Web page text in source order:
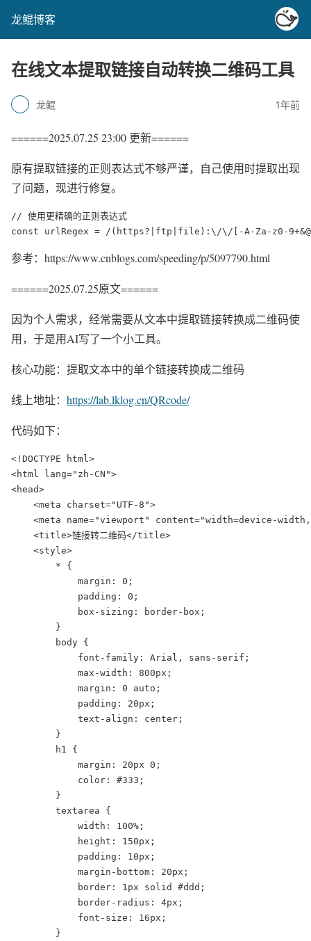
龙鲲博客
在线文本提取链接自动转换二维码工具
龙鲲 1年前
======2025.07.25 23:00 更新======
原有提取链接的正则表达式不够严谨，自己使用时提取出现
了问题，现进行修复。
// 使用更精确的正则表达式
const urlRegex = /(https?|ftp|file):\/\/[-A-Za-z0-
参考：https://www.cnblogs.com/speeding/p/5097790.html
======2025.07.25原文======
因为个人需求，经常需要从文本中提取链接转换成二维码使
用，于是用AI写了一个小工具。
核心功能：提取文本中的单个链接转换成二维码
线上地址： https://lab.lklog.cn/QRcode/
代码如下：
<!DOCTYPE html>
<html lang="zh-CN">
<head>
    <meta charset="UTF-8">
<meta name="viewport" content="width=device-
    <title>链接转二维码</title>
    <style>
        * {
            margin: 0;
            padding: 0;
            box-sizing: border-box;
        }
        body {
            font-family: Arial, sans-serif;
            max-width: 800px;
            margin: 0 auto;
            padding: 20px;
            text-align: center;
        }
        h1 {
            margin: 20px 0;
            color: #333;
        }
        textarea {
            width: 100%;
            height: 150px;
            padding: 10px;
            margin-bottom: 20px;
            border: 1px solid #ddd;
            border-radius: 4px;
            font-size: 16px;
        }